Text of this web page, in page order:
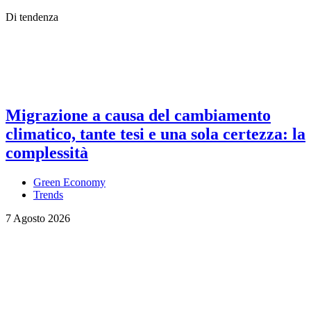
Di tendenza
Migrazione a causa del cambiamento
climatico, tante tesi e una sola certezza: la
complessità
Green Economy
Trends
7 Agosto 2026